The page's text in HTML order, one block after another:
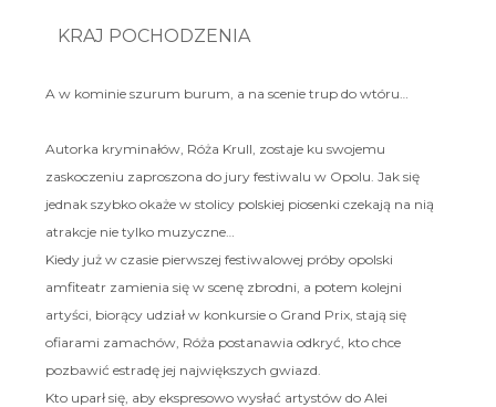
KRAJ POCHODZENIA
A w kominie szurum burum, a na scenie trup do wtóru…
Autorka kryminałów, Róża Krull, zostaje ku swojemu
zaskoczeniu zaproszona do jury festiwalu w Opolu. Jak się
jednak szybko okaże w stolicy polskiej piosenki czekają na nią
atrakcje nie tylko muzyczne…
Kiedy już w czasie pierwszej festiwalowej próby opolski
amfiteatr zamienia się w scenę zbrodni, a potem kolejni
artyści, biorący udział w konkursie o Grand Prix, stają się
ofiarami zamachów, Róża postanawia odkryć, kto chce
pozbawić estradę jej największych gwiazd.
Kto uparł się, aby ekspresowo wysłać artystów do Alei